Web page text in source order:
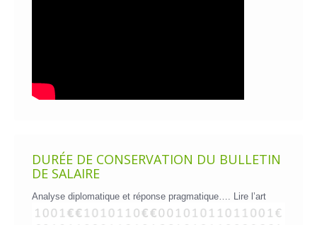
DURÉE DE CONSERVATION DU BULLETIN
DE SALAIRE
Analyse diplomatique et réponse pragmatique…. Lire l’art